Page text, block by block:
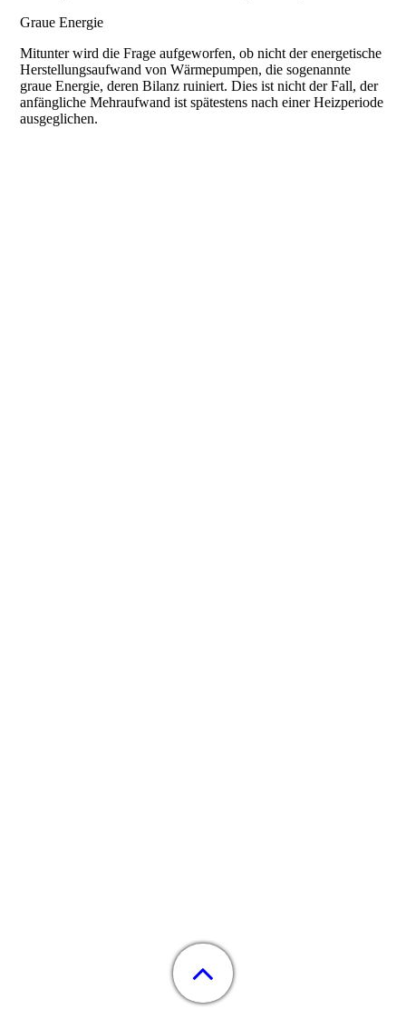
Graue Energie
Mitunter wird die Frage aufgeworfen, ob nicht der energetische
Herstellungsaufwand von Wärmepumpen, die sogenannte
graue Energie, deren Bilanz ruiniert. Dies ist nicht der Fall, der
anfängliche Mehraufwand ist spätestens nach einer Heizperiode
ausgeglichen.